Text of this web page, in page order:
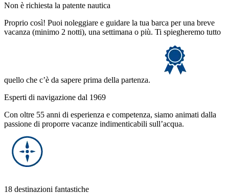
Non è richiesta la patente nautica
Proprio così! Puoi noleggiare e guidare la tua barca per una breve
vacanza (minimo 2 notti), una settimana o più. Ti spiegheremo tutto
quello che c’è da sapere prima della partenza.
Esperti di navigazione dal 1969
Con oltre 55 anni di esperienza e competenza, siamo animati dalla
passione di proporre vacanze indimenticabili sull’acqua.
18 destinazioni fantastiche